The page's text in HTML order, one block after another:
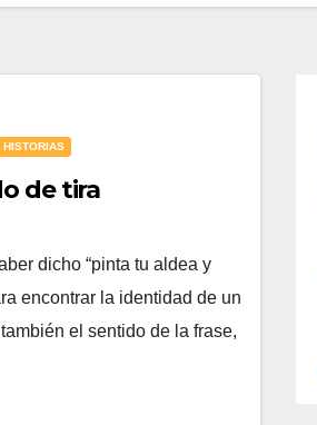
HISTORIAS
de tira
dicho “pinta tu aldea y
encontrar la identidad de un
el sentido de la frase,